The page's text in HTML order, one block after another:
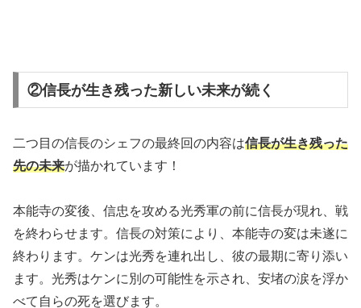
②信長が生き残った新しい未来が続く
二つ目の信長のシェフの最終回の内容は信長が生き残った
先の未来が描かれています！
本能寺の変後、信忠を攻める光秀軍の前に信長が現れ、戦
を終わらせます。信長の対策により、本能寺の変は未遂に
終わります。ケンは光秀を連れ出し、彼の最期に寄り添い
ます。光秀はケンに別の可能性を示され、安堵の涙を浮か
べて自らの死を選びます。